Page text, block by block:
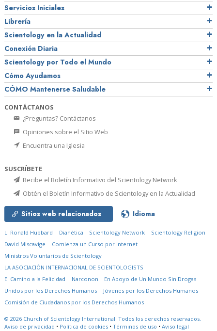
Servicios Iniciales
Librería
Scientology en la Actualidad
Conexión Diaria
Scientology por Todo el Mundo
Cómo Ayudamos
CÓMO Mantenerse Saludable
CONTÁCTANOS
¿Preguntas? Contáctanos
Opiniones sobre el Sitio Web
Encuentra una Iglesia
SUSCRÍBETE
Recibe el Boletín Informativo del Scientology Network
Obtén el Boletín Informativo de Scientology en la Actualidad
Sitios web relacionados Idioma
L. Ronald Hubbard Dianética Scientology Network
Scientology Religion
David Miscavige
Comienza un Curso por Internet
Ministros Voluntarios de Scientology
LA ASOCIACIÓN INTERNACIONAL DE SCIENTOLOGISTS
El Camino a la Felicidad
Narconon
En Apoyo de Un Mundo Sin Drogas
Unidos por los Derechos Humanos
Jóvenes por los Derechos Humanos
Comisión de Ciudadanos por los Derechos Humanos
© 2026 Church of Scientology International. Todos los derechos reservados.
Aviso de privacidad • Política de cookies • Términos de uso • Aviso legal